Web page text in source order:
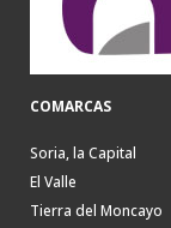
COMARCAS
Soria, la Capital
El Valle
Tierra del Moncayo